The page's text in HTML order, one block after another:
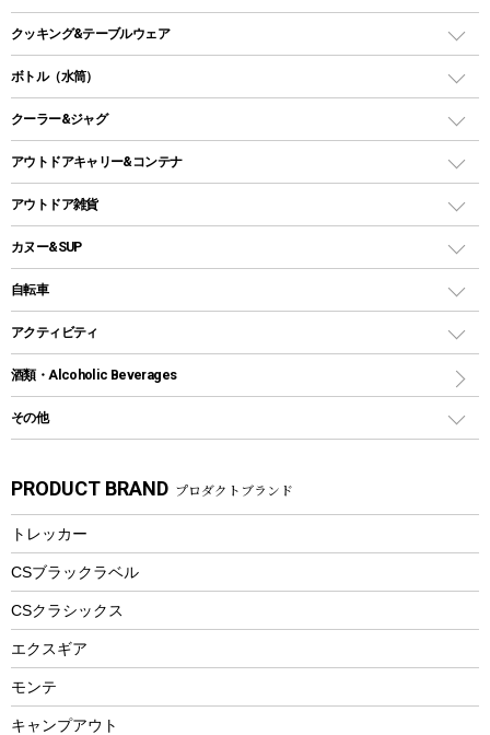
スクエアタープ（レクタタープ）
メッシュタープ
自立式タープ
パラソル
テントアクセサリー
ペグ
グランドシート
ガイドロープ
ツール
オイルランタン
LEDライト
ヘッドライト
キャンドル
ガス缶
ガストーチ、ライター
バーベキューコンロ、グリル
焚き火台タイプ（ロースタイル）グリル
卓上タイプグリル
パーティータイプグリル
鉄板、アミ
焚き火台&ストーブ
火起こし
バーベキューツール
クッキング&テーブルウェア
ダッチオーブン
ホットサンドメーカー
クッカーセット
シェラカップ
クッキングツール
ナイフ
カトラリー
マグカップ、カップ
ステンレスボトル
フードボトル
トレー
ランチョンマット
ランチボックス
ボトル（水筒）
ステンレスボトル
コップ付きタイプ
ワンタッチタイプ
プラスチックボトル
ディズニーボトル
クーラー&ジャグ
クーラーボックス
クーラーバッグ
ウォータージャグ
保冷剤
アウトドアキャリー&コンテナ
アウトドアキャリー
アウトドア雑貨
バックパック&バッグ
リュック、バックパック
トートバッグ、サコッシュ
ショッピングキャリー
その他アウトドア雑貨
スプレー関係
ツール、他
カヌー&SUP
インフレータブル
カヤック
パドル
ヘルメット
エアーポンプ
アクセサリー
自転車
折りたたみ自転車
スポーツサイクル
シティサイクル
自転車ウェア
アクティビティ
マリン
ラッシュガード
パラソル
フローティングベスト
ヘルメット
エアーポンプ
ビーチテント
ウィンター
スノーシュー
酒類・Alcoholic Beverages
その他
湯たんぽ
防災用品
PRODUCT BRAND プロダクトブランド
トレッカー
CSブラックラベル
CSクラシックス
エクスギア
モンテ
キャンプアウト